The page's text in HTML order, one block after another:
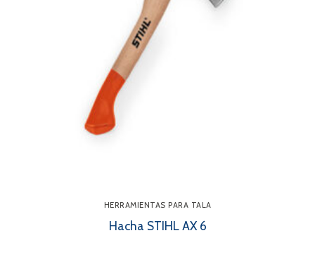
HERRAMIENTAS PARA TALA
Hacha STIHL AX 6